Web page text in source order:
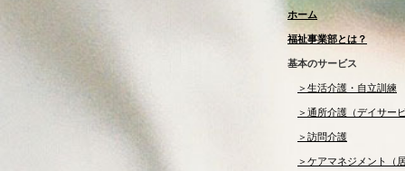
ホーム
福祉事業部とは？
基本のサービス
＞生活介護・自立訓練
＞通所介護（デイサー
＞訪問介護
＞ケアマネジメント（